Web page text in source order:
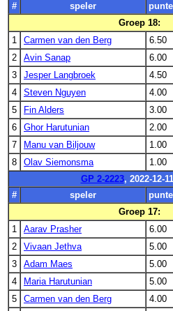
#
speler
Groep 18:
1
Carmen van den Berg 6.50
2
Avin Sanap 6.00
3
Jesper Langbroek 4.50
4
Steven Nguyen 4.00
5
Fin Alders 3.00
6
Ghor Harutunian 2.00
7
Manu van Biljouw 1.00
8
Olav Siemonsma 1.00
GP 2-2223, 2022-12-
#
speler
Groep 17:
1
Aarav Prasher 6.00
2
Vivaan Jethva 5.00
3
Adam Maes 5.00
4
Maria Harutunian 5.00
5
Carmen van den Berg 4.00